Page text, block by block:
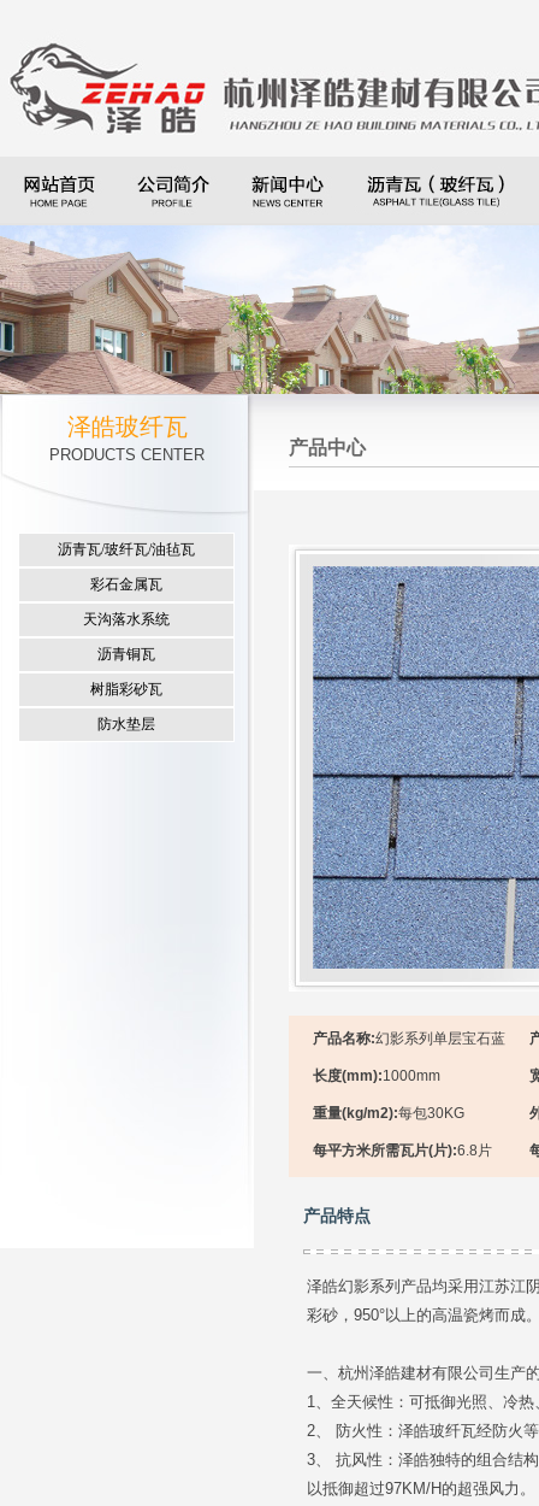
泽皓玻纤瓦
PRODUCTS CENTER
沥青瓦/玻纤瓦/油毡瓦
彩石金属瓦
天沟落水系统
沥青铜瓦
树脂彩砂瓦
防水垫层
产品中心
产品名称:幻影系列单层宝石蓝
长度(mm):1000mm
重量(kg/m2):每包30KG
每平方米所需瓦片(片):6.8片
产品特点
泽皓幻影系列产品均采用江苏江
彩砂，950°以上的高温瓷烤而成
一、杭州泽皓建材有限公司生产
1、全天候性：可抵御光照、冷
2、 防火性：泽皓玻纤瓦经防火
3、 抗风性：泽皓独特的组合结
以抵御超过97KM/H的超强风力。